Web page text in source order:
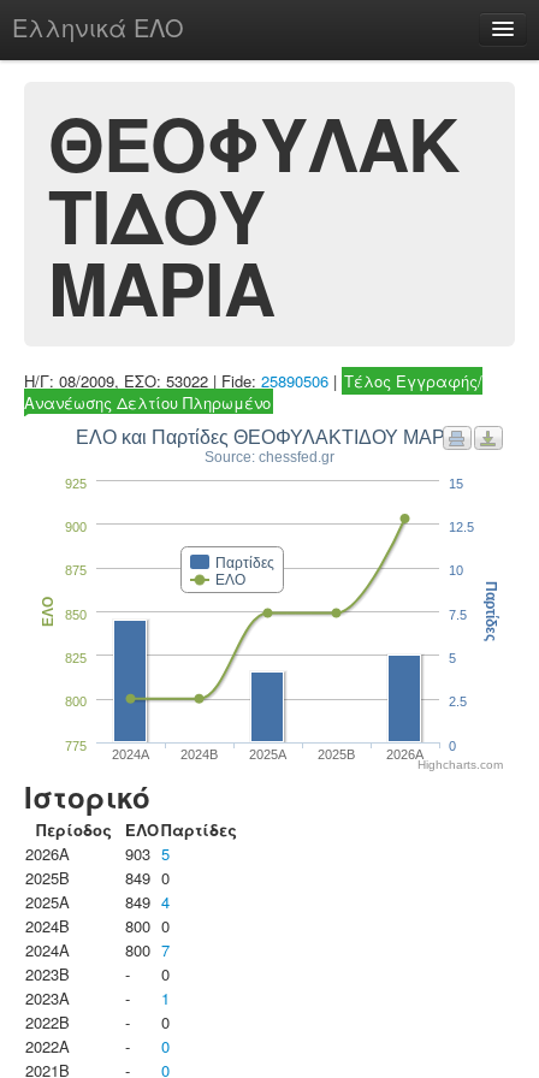
Ελληνικά ΕΛΟ
chesstu.be @ discord
Login
ΘΕΟΦΥΛΑΚ
ΤΙΔΟΥ
ΜΑΡΙΑ
Η/Γ: 08/2009, ΕΣΟ: 53022 | Fide: 25890506 | Τέλος Εγγραφής/
Ανανέωσης Δελτίου Πληρωμένο
ΕΛΟ και Παρτίδες ΘΕΟΦΥΛΑΚΤΙΔΟΥ ΜΑΡΙΑ
Source: chessfed.gr
Παρτίδες
ΕΛΟ
2024A 2024B 2025A 2025B 2026A
775
800
825
850
875
900
925
ΕΛΟ
0
2.5
5
7.5
10
12.5
15
Παρτίδες
Highcharts.com
Ιστορικό
Περίοδος ΕΛΟΠαρτίδες
2026A
903 5
2025B
849 0
2025A
849 4
2024B
800 0
2024A
800 7
2023B
-
0
2023Α
-
1
2022B
-
0
2022A
-
0
2021B
- 0